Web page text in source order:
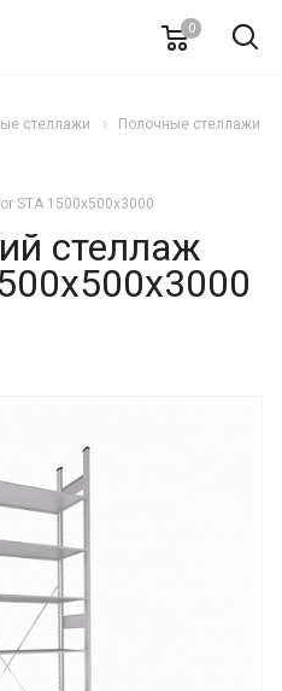
0
стеллажи Полочные стеллажи
STA 1500х500х3000
стеллаж